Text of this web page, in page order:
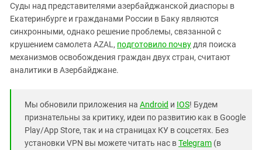
Суды над представителями азербайджанской диаспоры в
Екатеринбурге и гражданами России в Баку являются
синхронными, однако решение проблемы, связанной с
крушением самолета AZAL, подготовило почву для поиска
механизмов освобождения граждан двух стран, считают
аналитики в Азербайджане.
Мы обновили приложения на Android и IOS! Будем
признательны за критику, идеи по развитию как в Google
Play/App Store, так и на страницах КУ в соцсетях. Без
установки VPN вы можете читать нас вTelegram (в